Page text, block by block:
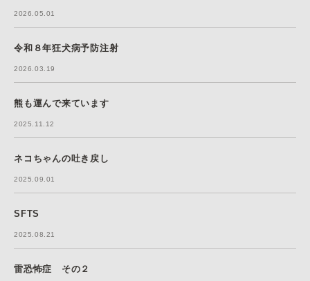
2026.05.01
令和８年狂犬病予防注射
2026.03.19
熊も運んで来ています
2025.11.12
ネコちゃんの吐き戻し
2025.09.01
SFTS
2025.08.21
雷恐怖症 その２